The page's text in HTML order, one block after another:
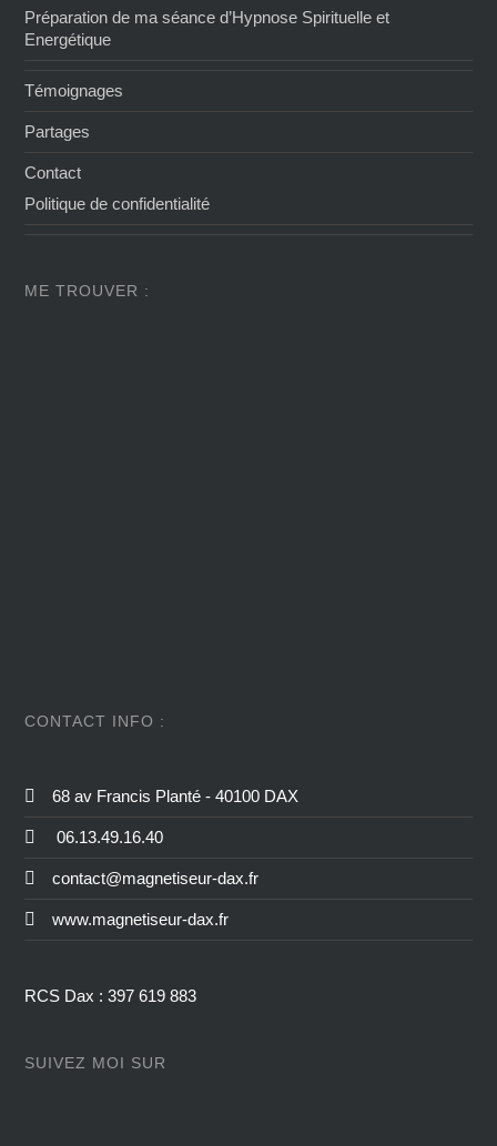
Préparation de ma séance d’Hypnose Spirituelle et
Energétique
Témoignages
Partages
Contact
Politique de confidentialité
ME TROUVER :
CONTACT INFO :
68 av Francis Planté - 40100 DAX
06.13.49.16.40
contact@magnetiseur-dax.fr
www.magnetiseur-dax.fr
RCS Dax : 397 619 883
SUIVEZ MOI SUR